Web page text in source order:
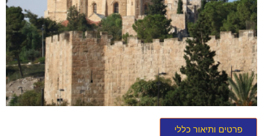
פרטים ותיאור כללי